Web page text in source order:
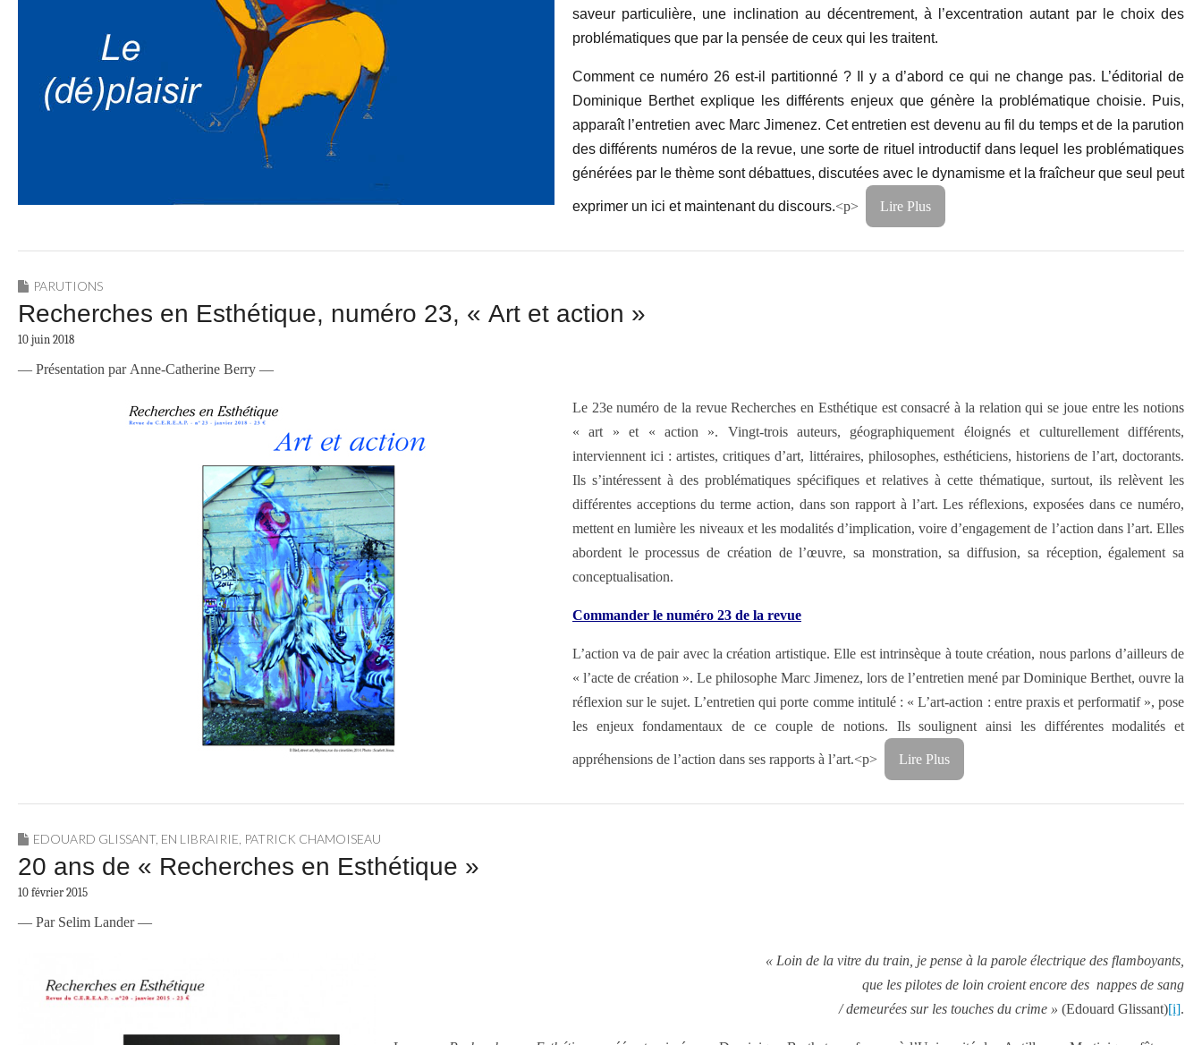
saveur particulière, une inclination au décentrement, à l’excentration autant par le choix des
problématiques que par la pensée de ceux qui les traitent.
Comment ce numéro 26 est-il partitionné ? Il y a d’abord ce qui ne change pas. L’éditorial de
Dominique Berthet explique les différents enjeux que génère la problématique choisie. Puis,
apparaît l’entretien avec Marc Jimenez. Cet entretien est devenu au fil du temps et de la parution
des différents numéros de la revue, une sorte de rituel introductif dans lequel les problématiques
générées par le thème sont débattues, discutées avec le dynamisme et la fraîcheur que seul peut
exprimer un ici et maintenant du discours.<p> Lire Plus
PARUTIONS
Recherches en Esthétique, numéro 23, « Art et action »
10 juin 2018
— Présentation par Anne-Catherine Berry —
Le 23e numéro de la revue Recherches en Esthétique est consacré à la relation qui se joue entre les notions
« art » et « action ». Vingt-trois auteurs, géographiquement éloignés et culturellement différents,
interviennent ici : artistes, critiques d’art, littéraires, philosophes, esthéticiens, historiens de l’art, doctorants.
Ils s’intéressent à des problématiques spécifiques et relatives à cette thématique, surtout, ils relèvent les
différentes acceptions du terme action, dans son rapport à l’art. Les réflexions, exposées dans ce numéro,
mettent en lumière les niveaux et les modalités d’implication, voire d’engagement de l’action dans l’art. Elles
abordent le processus de création de l’œuvre, sa monstration, sa diffusion, sa réception, également sa
conceptualisation.
Commander le numéro 23 de la revue
L’action va de pair avec la création artistique. Elle est intrinsèque à toute création, nous parlons d’ailleurs de
« l’acte de création ». Le philosophe Marc Jimenez, lors de l’entretien mené par Dominique Berthet, ouvre la
réflexion sur le sujet. L’entretien qui porte comme intitulé : « L’art-action : entre praxis et performatif », pose
les enjeux fondamentaux de ce couple de notions. Ils soulignent ainsi les différentes modalités et
appréhensions de l’action dans ses rapports à l’art.<p> Lire Plus
EDOUARD GLISSANT, EN LIBRAIRIE PATRICK CHAMOISEAU
20 ans de « Recherches en Esthétique »
10 février 2015
— Par Selim Lander —
« Loin de la vitre du train, je pense à la parole électrique des flamboyants,
que les pilotes de loin croient encore des nappes de sang
/ demeurées sur les touches du crime » (Edouard Glissant)[i].